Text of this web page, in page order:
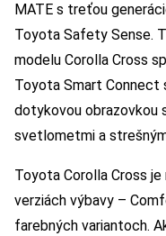
MATE s treťou
Toyota Safety Sense.
modelu Corolla Cross
Toyota Smart Connect
dotykovou obrazovkou
svetlometmi a
Toyota Corolla Cross
verziách výbavy –
farebných variantoch.